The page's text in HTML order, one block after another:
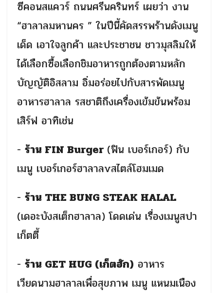
ซีคอนสแควร์ ถนนศรีนครินทร์ เผยว่า งาน
“ฮาลาลมหานคร ” ในปีนี้คัดสรรพร้านดังเมนู
เด็ด เอาใจลูกค้า และประชาชน ชาวมุสลิมให้
ได้เลือกซื้อเลือกชิมอาหารถูกต้องตามหลัก
บัญญัติอิสลาม อิ่มอร่อยไปกับสารพัดเมนู
อาหารฮาลาล รสชาติถึงเครื่องเข้มข้นพร้อม
เสิร์ฟ อาทิเช่น
- ร้าน FIN Burger (ฟิน เบอร์เกอร์) กับ
เมนู เบอร์เกอร์ฮาลาลvสไตล์โฮมเมด
- ร้าน THE BUNG STEAK HALAL
(เดอะบังสเต็กฮาลาล) โดดเด่น เรื่องเมนูสปา
เก็ตตี้
- ร้าน GET HUG (เก็ตฮัก) อาหาร
เวียดนามฮาลาลเพื่อสุขภาพ เมนู แหนมเนือง